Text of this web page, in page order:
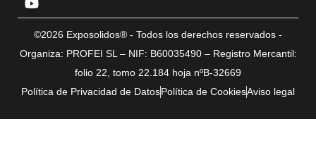
©2026 Exposolidos® - Todos los derechos reservados -
Organiza: PROFEI SL – NIF: B60035490 – Registro Mercantil:
folio 22, tomo 22.184 hoja nºB-32669
Política de Privacidad de DatosPolítica de CookiesAviso legal